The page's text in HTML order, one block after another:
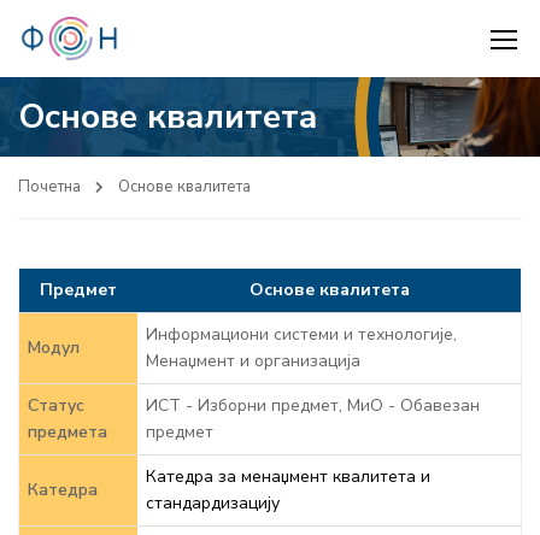
Основе квалитета
Почетна Основе квалитета
Предмет Основе квалитета
Модул
Информациони системи и технологије,
Менаџмент и организација
Статус
предмета
ИСТ - Изборни предмет, МиО - Обавезан
предмет
Катедра
Катедра за менаџмент квалитета и
стандардизацију